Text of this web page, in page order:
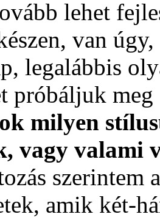
lehet
van
legalábbis
próbáljuk meg
milyen
vagy valami
szerintem
amik két-